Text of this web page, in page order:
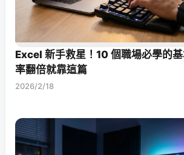
Excel 新手救星！10 個職場必學的
率翻倍就靠這篇
2026/2/18